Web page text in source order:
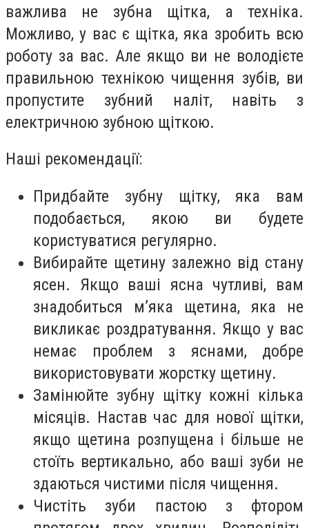
важлива не зубна щітка, а техніка.
Можливо, у вас є щітка, яка зробить всю
роботу за вас. Але якщо ви не володієте
правильною технікою чищення зубів, ви
пропустите зубний наліт, навіть з
електричною зубною щіткою.
Наші рекомендації:
Придбайте зубну щітку, яка вам
подобається, якою ви будете
користуватися регулярно.
Вибирайте щетину залежно від стану
ясен. Якщо ваші ясна чутливі, вам
знадобиться м’яка щетина, яка не
викликає роздратування. Якщо у вас
немає проблем з яснами, добре
використовувати жорстку щетину.
Замінюйте зубну щітку кожні кілька
місяців. Настав час для нової щітки,
якщо щетина розпущена і більше не
стоїть вертикально, або ваші зуби не
здаються чистими після чищення.
Чистіть зуби пастою з фтором